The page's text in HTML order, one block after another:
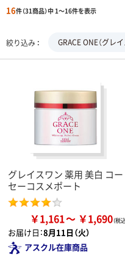
16件（31商品）中 1～16件を表示
絞り込み GRACE ONE（グレイ
グレイスワン 薬用 美白 コー
セーコスメポート
￥1,161 ￥1,690
お届け日：8月11日（火）
アスクル在庫商品